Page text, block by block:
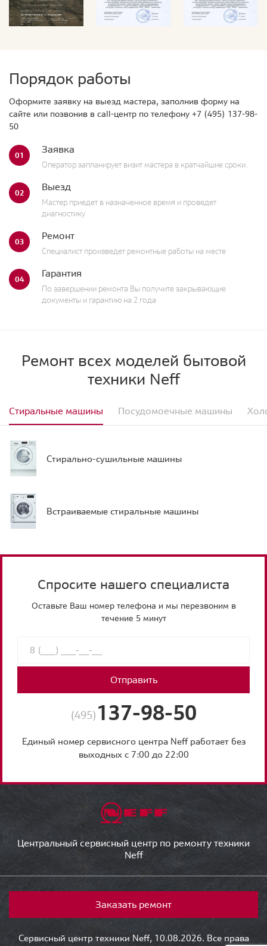
Порядок работы
Оформите заявку на выезд мастера, заполнив форму на
сайте или позвонив в call-центр по телефону +7 (495) 137-98-
50
01 Заявка
Оператор запланирует визит мастера в кратчайшие сроки.
02 Выезд
Мастер приедет в назначенное время и проведет
диагностику
03 Ремонт
Специалист произведет ремонтные работы на месте
04 Гарантия
По завершении ремонта Вы получите закрывающие
документы и гарантию на 2 года
Ремонт всех моделей бытовой
техники Neff
Стиральные машины Посудомоечные машины
Стирально-сушильные машины
Встраиваемые стиральные машины
Спросите нашего специалиста
Оставьте Ваш номер телефона и мы перезвоним в
течение 5 минут
Отправить
(495) 137-98-50
Единый номер сервисного центра Neff работает без
выходных с 7:00 до 22:00
Центральный сервисный центр по ремонту техники
Neff
Заказать ремонт
Сервисный центр техники Neff, 10.08.2026. Все права